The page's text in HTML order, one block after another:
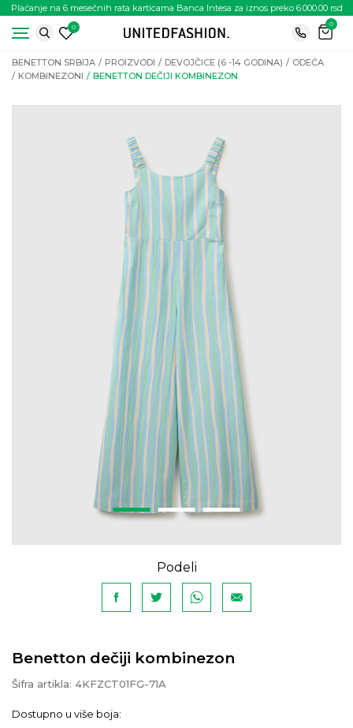
Plaćanje na 6 mesečnih rata karticama Banca Intesa za iznos preko 6.000.00 rsd
0
0
BENETTON SRBIJA PROIZVODI DEVOJČICE (6 -14 GODINA)
ODEĆA
KOMBINEZONI
BENETTON DEČIJI KOMBINEZON
Podeli
Benetton dečiji kombinezon
Šifra artikla: 4KFZCT01FG-71A
Dostupno u više boja: